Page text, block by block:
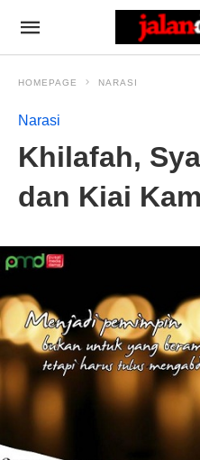
HOMEPAGE NARASI
Narasi
Khilafah,
dan Kiai